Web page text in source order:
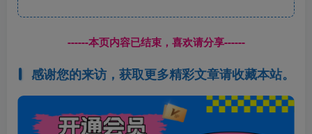
------本页内容已结束，喜欢请分享------
感谢您的来访，获取更多精彩文章请收藏本站。